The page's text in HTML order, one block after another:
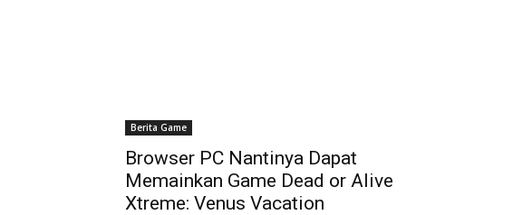
Berita Game
Browser PC Nantinya Dapat
Memainkan Game Dead or Alive
Xtreme: Venus Vacation